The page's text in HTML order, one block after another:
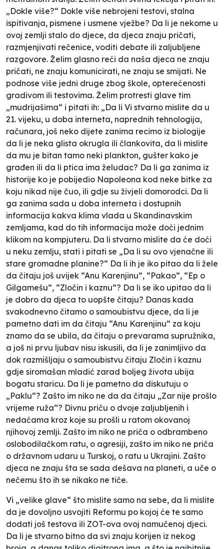
„Dokle više?“ Dokle više nebrojeni testovi, stalna
ispitivanja, pismene i usmene vježbe? Da li je nekome u
ovoj zemlji stalo do djece, da djeca znaju pričati,
razmjenjivati rečenice, voditi debate ili zaljubljene
razgovore. Želim glasno reći da naša djeca ne znaju
pričati, ne znaju komunicirati, ne znaju se smijati. Ne
podnose više jedni druge zbog škole, opterećenosti
gradivom ili testovima. Želim protresti glave tim
„mudrijašima“ i pitati ih: „Da li Vi stvarno mislite da u
21. vijeku, u doba interneta, naprednih tehnologija,
računara, još neko dijete zanima recimo iz biologije
da li je neka glista okrugla ili člankovita, da li mislite
da mu je bitan tamo neki plankton, gušter kako je
građen ili da li ptica ima želudac? Da li ga zanima iz
historije ko je pobijedio Napoleona kod neke bitke za
koju nikad nije čuo, ili gdje su živjeli domorodci. Da li
ga zanima sada u doba interneta i dostupnih
informacija kakva klima vlada u Skandinavskim
zemljama, kad do tih informacija može doći jednim
klikom na kompjuteru. Da li stvarno mislite da će doći
u neku zemlju, stati i pitati se „Da li su ovo vjenačne ili
stare gromadne planine?“ Da li ih je iko pitao da li žele
da čitaju još uvijek “Anu Karenjinu”, “Pakao”, “Ep o
Gilgamešu”, “Zločin i kaznu”? Da li se iko upitao da li
je dobro da djeca to uopšte čitaju? Danas kada
svakodnevno čitamo o samoubistvu djece, da li je
pametno dati im da čitaju “Anu Karenjinu” za koju
znamo da se ubila, da čitaju o prevarama supružnika,
a još ni prvu ljubav nisu iskusili, da li je zanimljivo da
dok razmišljaju o samoubistvu čitaju Zločin i kaznu
gdje siromašan mladić zarad boljeg života ubija
bogatu staricu. Da li je pametno da diskutuju o
„Paklu“? Zašto im niko ne da da čitaju „Zar nije prošlo
vrijeme ruža“? Divnu priču o dvoje zaljubljenih i
nedaćama kroz koje su prošli u ratom okovanoj
njihovoj zemlji. Zašto im niko ne priča o odbrambeno
oslobodilačkom ratu, o agresiji, zašto im niko ne priča
o državnom udaru u Turskoj, o ratu u Ukrajini. Zašto
djeca ne znaju šta se sada dešava na planeti, a uče o
nečemu što ih se nikako ne tiče.
Vi „velike glave“ što mislite samo na sebe, da li mislite
da je dovoljno usvojiti Reformu po kojoj će te samo
dodati još testova ili ZOT-ova ovoj namučenoj djeci.
Da li je stvarno bitno da svi znaju korijen iz nekog